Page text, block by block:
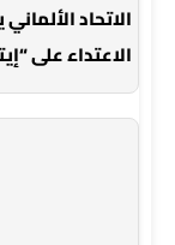
الاتحاد
الاعتداء على